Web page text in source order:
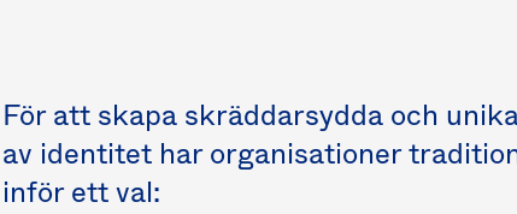
För att skapa skräddarsydda och
av identitet har organisationer
inför ett val: